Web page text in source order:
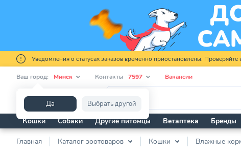
Уведомления о статусах заказов временно приостановлены.
Ваш город: Минск
Да Выбрать другой
Контакты 7597 Вакансии
Кошки Собаки Другие питомцы Ветаптека Бренды
Главная Каталог зоотоваров Кошки Влажные